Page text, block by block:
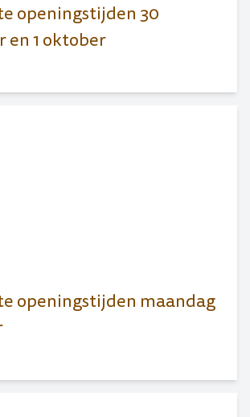
openingstijden 30
en 1 oktober
openingstijden maandag